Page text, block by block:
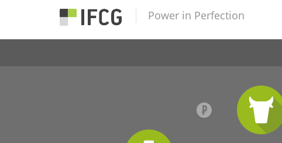
Power in Perfection